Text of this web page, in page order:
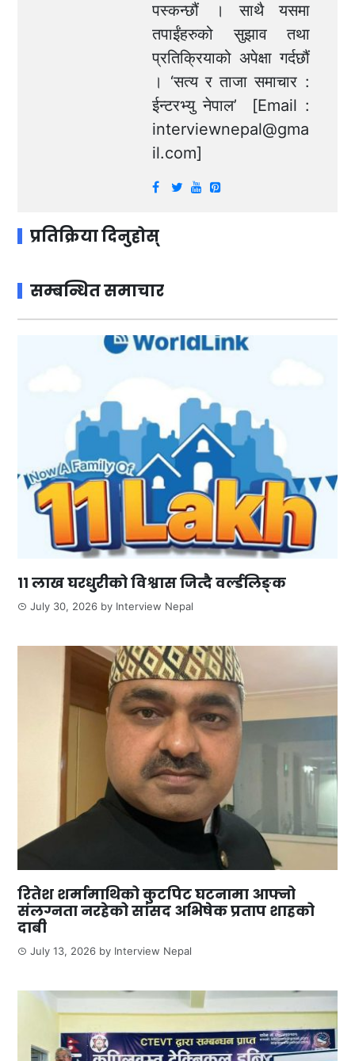
पस्कन्छौं । साथै यसमा
तपाईंहरुको सुझाव तथा
प्रतिक्रियाको अपेक्षा गर्दछौं
। ‘सत्य र ताजा समाचार :
ईन्टरभ्यु नेपाल’ [Email :
interviewnepal@gma
il.com]
प्रतिक्रिया दिनुहोस्
सम्बन्धित समाचार
११ लाख घरधुरीको विश्वास जित्दै वर्ल्डलिङ्क
July 30, 2026 by Interview Nepal
रितेश शर्मामाथिको कुटपिट घटनामा आफ्नो
संलग्नता नरहेको सांसद अभिषेक प्रताप शाहको
दाबी
July 13, 2026 by Interview Nepal